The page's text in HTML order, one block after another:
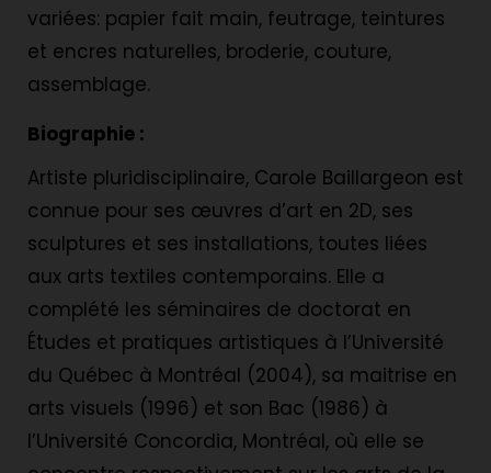
variées: papier fait main, feutrage, teintures
et encres naturelles, broderie, couture,
assemblage.
Biographie :
Artiste pluridisciplinaire, Carole Baillargeon est
connue pour ses œuvres d’art en 2D, ses
sculptures et ses installations, toutes liées
aux arts textiles contemporains. Elle a
complété les séminaires de doctorat en
Études et pratiques artistiques à l’Université
du Québec à Montréal (2004), sa maitrise en
arts visuels (1996) et son Bac (1986) à
l’Université Concordia, Montréal, où elle se